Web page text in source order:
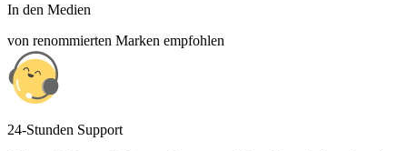
In den Medien
von renommierten Marken empfohlen
24-Stunden Support